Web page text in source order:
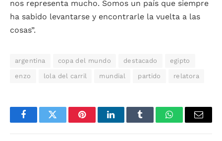
nos representa mucho. Somos un país que siempre
ha sabido levantarse y encontrarle la vuelta a las
cosas”.
argentina copa del mundo destacado egipto
enzo lola del carril mundial partido relatora
FacebookTwitter PinterestLinkedInTumblr WhatsAppEmail